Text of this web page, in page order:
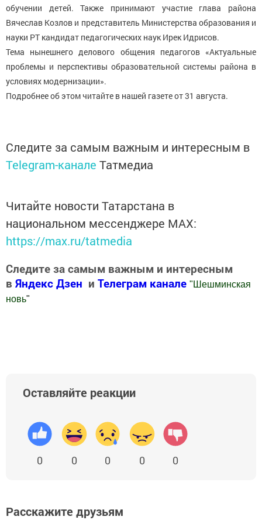
обучении детей. Также принимают участие глава района
Вячеслав Козлов и представитель Министерства образования и
науки РТ кандидат педагогических наук Ирек Идрисов.
Тема нынешнего делового общения педагогов «Актуальные
проблемы и перспективы образовательной системы района в
условиях модернизации».
Подробнее об этом читайте в нашей газете от 31 августа.
Следите за самым важным и интересным в
Telegram-канале Татмедиа
Читайте новости Татарстана в
национальном мессенджере MАХ:
https://max.ru/tatmedia
Следите за самым важным и интересным
в Яндекс Дзен и Телеграм канале " Шешминская
новь"
Оставляйте реакции
0 0 0 0 0
Расскажите друзьям